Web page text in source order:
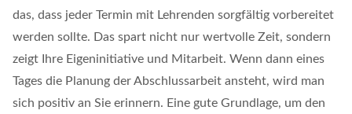
das, dass jeder Termin mit Lehrenden sorgfältig vorbereitet
werden sollte. Das spart nicht nur wertvolle Zeit, sondern
zeigt Ihre Eigeninitiative und Mitarbeit. Wenn dann eines
Tages die Planung der Abschlussarbeit ansteht, wird man
sich positiv an Sie erinnern. Eine gute Grundlage, um den